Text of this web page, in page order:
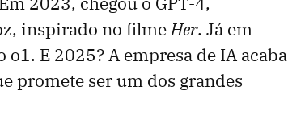
inspirado no filmeHer. Já em
E 2025? A empresa de IA acaba
promete ser um dos grandes